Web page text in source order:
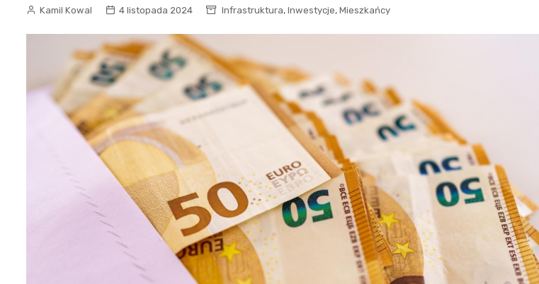
Kamil Kowal 4 listopada 2024 Infrastruktura, Inwestycje, Mieszkańcy